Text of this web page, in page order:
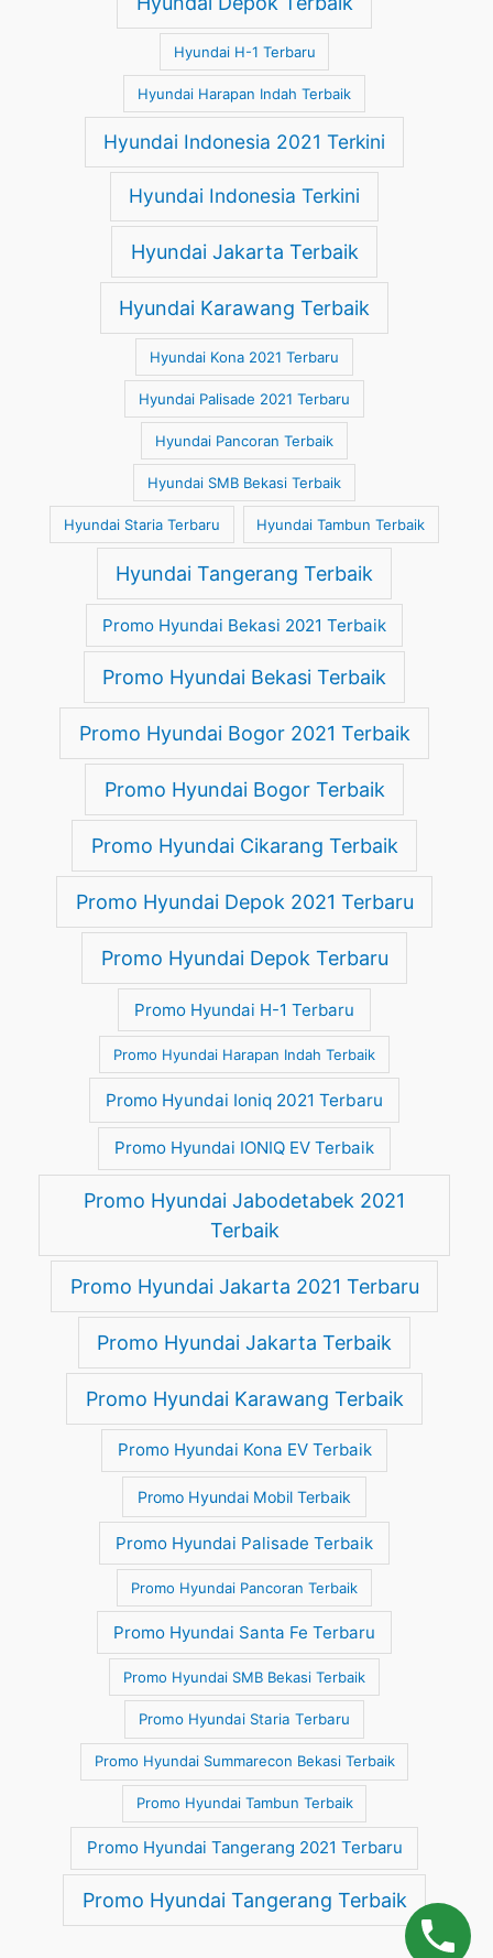
Hyundai H-1 Terbaru
Hyundai Harapan Indah Terbaik
Hyundai Indonesia 2021 Terkini
Hyundai Indonesia Terkini
Hyundai Jakarta Terbaik
Hyundai Karawang Terbaik
Hyundai Kona 2021 Terbaru
Hyundai Palisade 2021 Terbaru
Hyundai Pancoran Terbaik
Hyundai SMB Bekasi Terbaik
Hyundai Staria Terbaru Hyundai Tambun Terbaik
Hyundai Tangerang Terbaik
Promo Hyundai Bekasi 2021 Terbaik
Promo Hyundai Bekasi Terbaik
Promo Hyundai Bogor 2021 Terbaik
Promo Hyundai Bogor Terbaik
Promo Hyundai Cikarang Terbaik
Promo Hyundai Depok 2021 Terbaru
Promo Hyundai Depok Terbaru
Promo Hyundai H-1 Terbaru
Promo Hyundai Harapan Indah Terbaik
Promo Hyundai Ioniq 2021 Terbaru
Promo Hyundai IONIQ EV Terbaik
Promo Hyundai Jabodetabek 2021
Terbaik
Promo Hyundai Jakarta 2021 Terbaru
Promo Hyundai Jakarta Terbaik
Promo Hyundai Karawang Terbaik
Promo Hyundai Kona EV Terbaik
Promo Hyundai Mobil Terbaik
Promo Hyundai Palisade Terbaik
Promo Hyundai Pancoran Terbaik
Promo Hyundai Santa Fe Terbaru
Promo Hyundai SMB Bekasi Terbaik
Promo Hyundai Staria Terbaru
Promo Hyundai Summarecon Bekasi Terbaik
Promo Hyundai Tambun Terbaik
Promo Hyundai Tangerang 2021 Terbaru
Promo Hyundai Tangerang Terbaik